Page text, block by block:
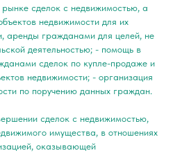
рынке сделок с недвижимостью, а
недвижимости для их
аренды гражданами для целей, не
деятельностью; - помощь в
сделок по купле-продаже и
недвижимости; - организация
по поручению данных граждан.
сделок с недвижимостью,
имущества, в отношениях
оказывающей